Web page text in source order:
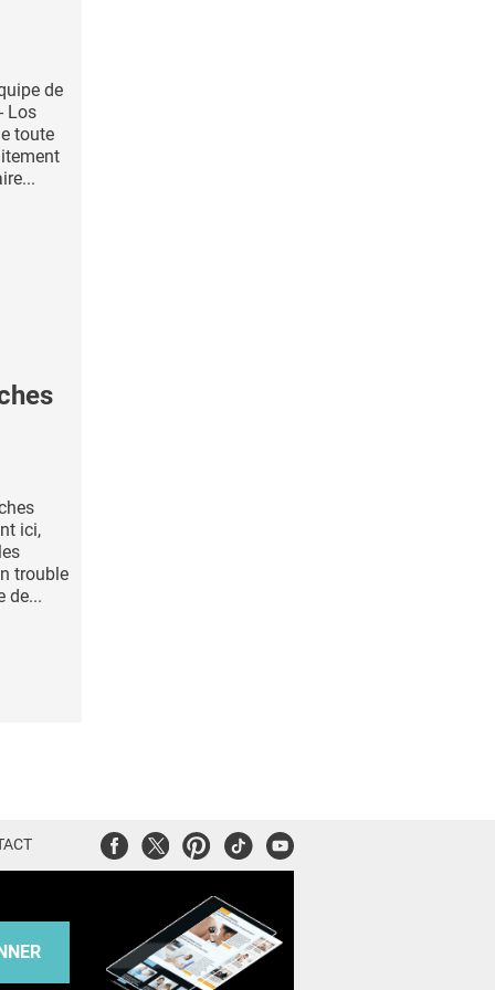
de
Los
toute
ici,
trouble
de...
FacebookTwitterPinterest
TiktokYoutube